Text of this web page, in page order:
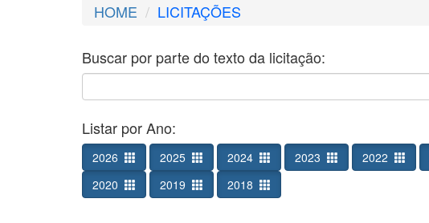
HOME LICITAÇÕES
Buscar por parte do texto da licitação:
Listar por Ano:
2026 2025 2024 2023 2022
2020
2019 2018